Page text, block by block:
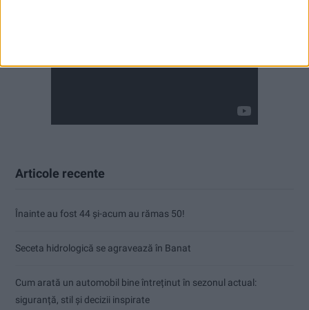
Articole recente
Înainte au fost 44 și-acum au rămas 50!
Seceta hidrologică se agravează în Banat
Cum arată un automobil bine întreținut în sezonul actual:
siguranță, stil și decizii inspirate